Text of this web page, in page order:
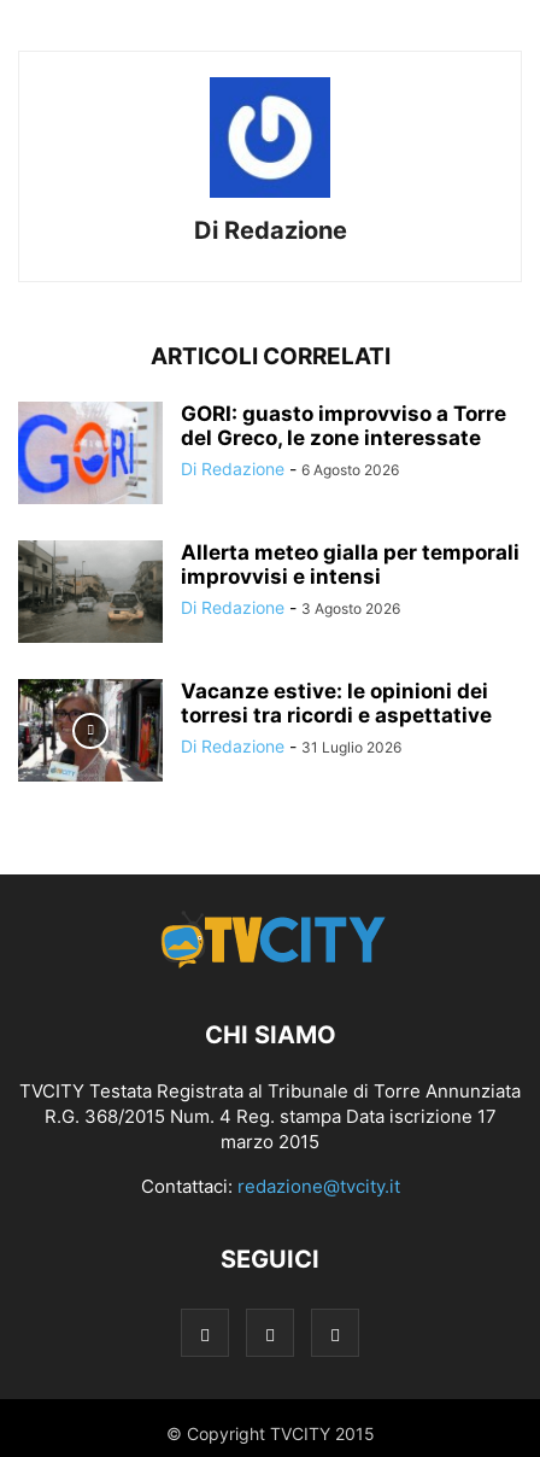
Di Redazione
ARTICOLI CORRELATI
GORI: guasto improvviso a Torre
del Greco, le zone interessate
Di Redazione - 6 Agosto 2026
Allerta meteo gialla per temporali
improvvisi e intensi
Di Redazione - 3 Agosto 2026
Vacanze estive: le opinioni dei
torresi tra ricordi e aspettative
Di Redazione - 31 Luglio 2026
CHI SIAMO
TVCITY Testata Registrata al Tribunale di Torre Annunziata
R.G. 368/2015 Num. 4 Reg. stampa Data iscrizione 17
marzo 2015
Contattaci: redazione@tvcity.it
SEGUICI
© Copyright TVCITY 2015